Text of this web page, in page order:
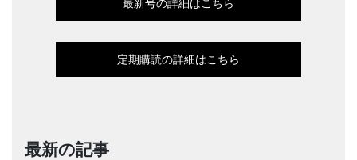
最新号の詳細はこちら
定期購読の詳細はこちら
最新の記事